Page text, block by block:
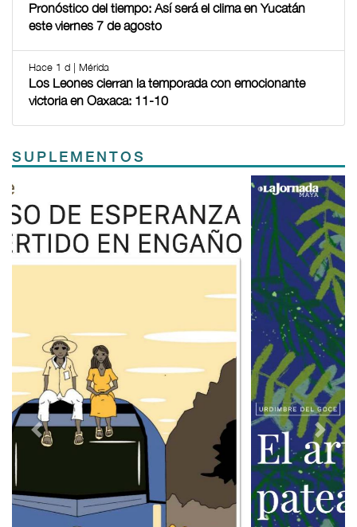
Pronóstico del tiempo: Así será el clima en Yucatán
este viernes 7 de agosto
Hace 1 d | Mérida
Los Leones cierran la temporada con emocionante
victoria en Oaxaca: 11-10
SUPLEMENTOS
Previous Next